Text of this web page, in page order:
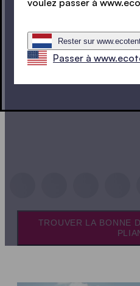
TROUVER LA BONNE
voulez passer à
Rester sur
Passer à